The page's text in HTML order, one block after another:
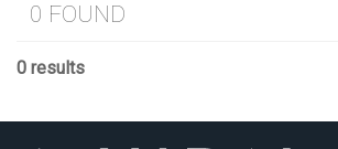
0 FOUND
0 results